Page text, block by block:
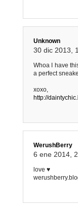
Unknown
30 dic 2013,
Whoa I have
a perfect
xoxo,
http://
WerushBerry
6 ene 2014,
love ♥